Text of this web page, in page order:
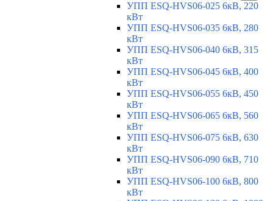
УПП ESQ-HVS06-025 6кВ, 220
кВт
УПП ESQ-HVS06-035 6кВ, 280
кВт
УПП ESQ-HVS06-040 6кВ, 315
кВт
УПП ESQ-HVS06-045 6кВ, 400
кВт
УПП ESQ-HVS06-055 6кВ, 450
кВт
УПП ESQ-HVS06-065 6кВ, 560
кВт
УПП ESQ-HVS06-075 6кВ, 630
кВт
УПП ESQ-HVS06-090 6кВ, 710
кВт
УПП ESQ-HVS06-100 6кВ, 800
кВт